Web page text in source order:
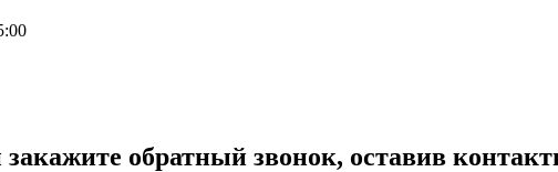
обратный звонок, оставив